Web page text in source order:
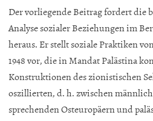
Der vorliegende Beitrag fordert die
Analyse sozialer Beziehungen im
heraus. Er stellt soziale Praktiken
1948 vor, die in Mandat Palästina
Konstruktionen des zionistischen
oszillierten, d. h. zwischen
sprechenden Osteuropäern und